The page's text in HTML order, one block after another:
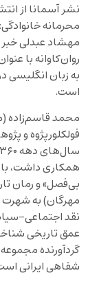
نشر آسمانا از
محرمانه
مهشاد عبدلی خبر
روان‌کاوانه با
به زبان انگلیسی
است.
فولکلورپژوه و
همکاری داشت،
بی‌فصل» و رمان
مهرگان) به شهرت
نقد اجتماعی-
عمق تاریخی
گردآورنده
شفاهی ایرانی